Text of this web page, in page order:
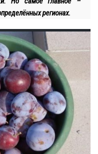
регионах.